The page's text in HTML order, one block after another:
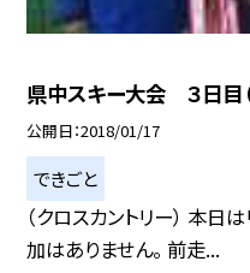
県中スキー大会 ３日目（
公開日 2018/01/17
できごと
（クロスカントリー） 本日
加はありません。 前走...